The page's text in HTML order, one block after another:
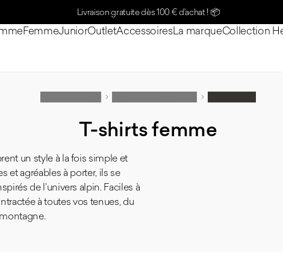
Livraison gratuite dès 100 € d'achat ! 📦
FemmeJuniorOutletAccessoiresLa marqueCollection
Collection Heritage
T-shirts femme
un style à la fois simple et
et agréables à porter, ils se
de l’univers alpin. Faciles à
à toutes vos tenues, du